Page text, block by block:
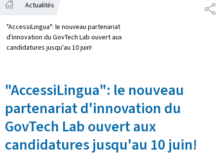
Actualités
"AccessiLingua": le nouveau partenariat
d'innovation du GovTech Lab ouvert aux
candidatures jusqu'au 10 juin!
"AccessiLingua": le nouveau
partenariat d'innovation du
GovTech Lab ouvert aux
candidatures jusqu'au 10 juin!